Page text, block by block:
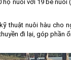
hộ nuôi với 19 bè
thuật nuôi hàu cho
đi lại, góp phần